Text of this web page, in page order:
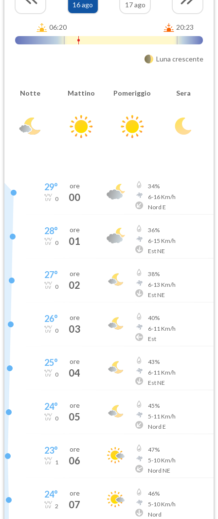
16 ago
17 ago
06:20 20:23
Luna crescente
Notte Mattino Pomeriggio Sera
29°
0
ore
00
34%
6-16Km/h
Nord E
28°
0
ore
01
36%
6-15 Km/h
Est NE
27°
0
ore
02
38%
6-13 Km/h
Est NE
26°
0
ore
03
40%
6-11 Km/h
Est
25°
0
ore
04
43%
6-11 Km/h
Est NE
24°
0
ore
05
45%
5-11 Km/h
Nord E
23°
1
ore
06
47%
5-10Km/h
Nord NE
24°
2
ore
07
46%
5-10Km/h
Nord